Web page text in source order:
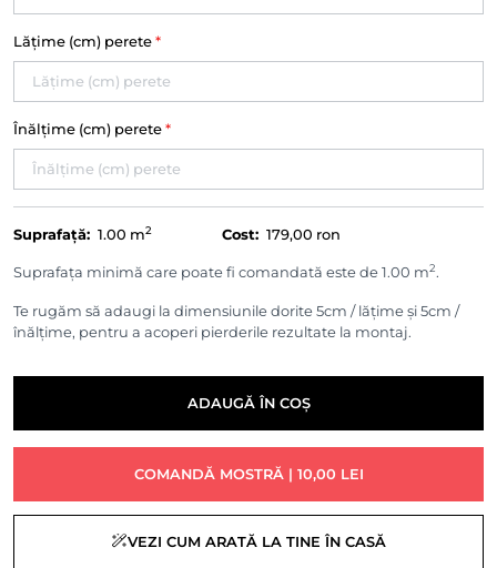
Lățime (cm) perete *
Înălțime (cm) perete *
Suprafață: 1.00 m2 Cost: 179,00 ron
Suprafața minimă care poate fi comandată este de 1.00 m2.
Te rugăm să adaugi la dimensiunile dorite 5cm / lățime și 5cm /
înălțime, pentru a acoperi pierderile rezultate la montaj.
ADAUGĂ ÎN COȘ
COMANDĂ MOSTRĂ | 10,00 LEI
VEZI CUM ARATĂ LA TINE ÎN CASĂ